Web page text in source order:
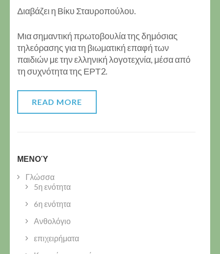
Διαβάζει η Βίκυ Σταυροπούλου.
Μια σημαντική πρωτοβουλία της δημόσιας
τηλεόρασης για τη βιωματική επαφή των
παιδιών με την ελληνική λογοτεχνία, μέσα από
τη συχνότητα της ΕΡΤ2.
READ MORE
ΜΕΝΟΎ
Γλώσσα
5η ενότητα
6η ενότητα
Ανθολόγιο
επιχειρήματα